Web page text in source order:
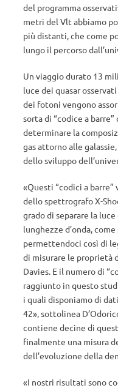
del programma
metri del Vlt abbiamo
più distanti, che come
lungo il percorso
Un viaggio durato 13
luce dei quasar
dei fotoni vengono
sorta di “codice a
determinare la
gas attorno alle
dello sviluppo
«Questi “codici a
dello spettrografo X-
grado di separare la
lunghezze d’onda,
permettendoci così di
di misurare le proprietà
Davies. E il numero di
raggiunto in questo
i quali disponiamo di
42», sottolinea
contiene decine di
finalmente una misura
dell’evoluzione della
«I nostri risultati sono